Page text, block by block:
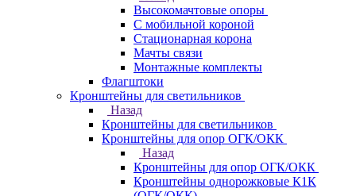
Высокомачтовые опоры
С мобильной короной
Стационарная корона
Мачты связи
Монтажные комплекты
Флагштоки
Кронштейны для светильников
Назад
Кронштейны для светильников
Кронштейны для опор ОГК/ОКК
Назад
Кронштейны для опор ОГК/ОКК
Кронштейны однорожковые К1К